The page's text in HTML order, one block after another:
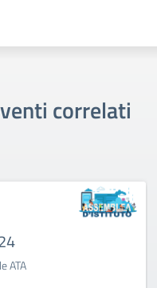
correlati
ATA